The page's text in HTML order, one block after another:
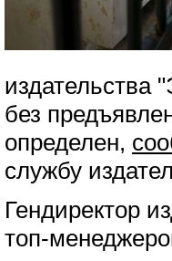
издательства
без
определен,
службу
Гендиректор
топ-